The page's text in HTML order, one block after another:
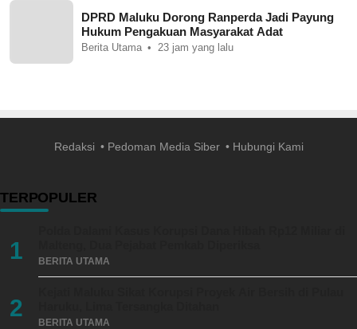
DPRD Maluku Dorong Ranperda Jadi Payung
Hukum Pengakuan Masyarakat Adat
Berita Utama 23 jam yang lalu
Redaksi Pedoman Media Siber Hubungi Kami
TERPOPULER
1 BERITA UTAMA
2
BERITA UTAMA